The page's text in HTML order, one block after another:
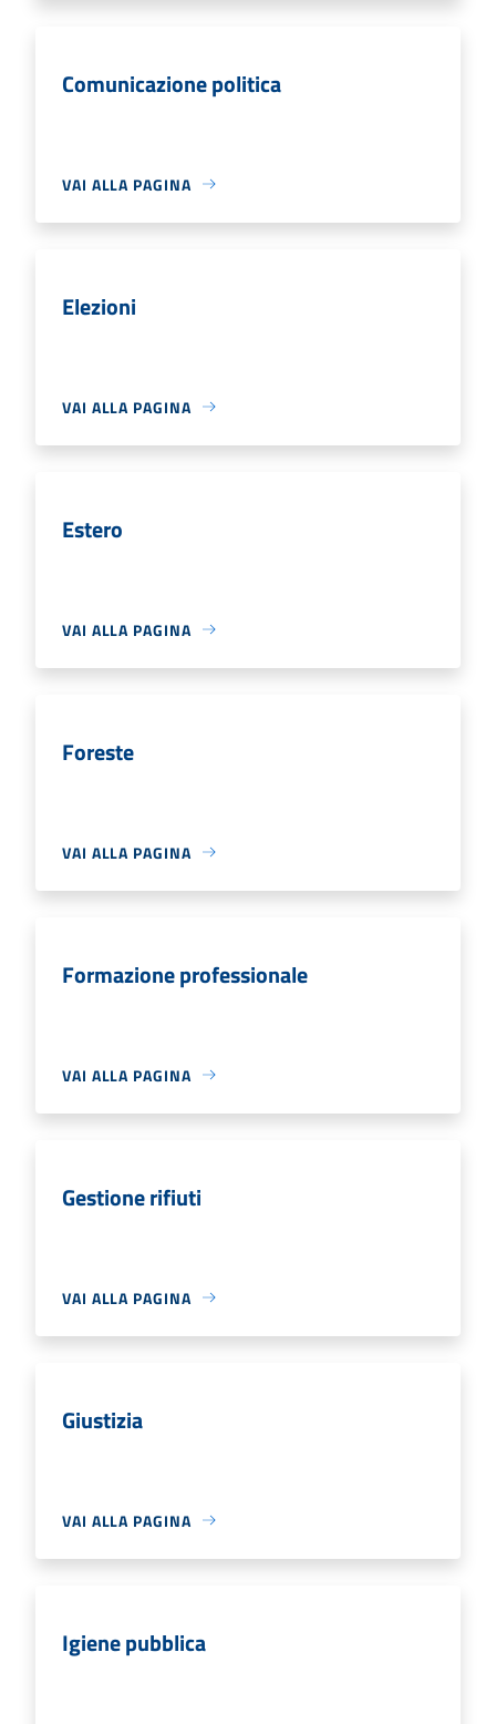
Comunicazione politica
VAI ALLA PAGINA
Elezioni
VAI ALLA PAGINA
Estero
VAI ALLA PAGINA
Foreste
VAI ALLA PAGINA
Formazione professionale
VAI ALLA PAGINA
Gestione rifiuti
VAI ALLA PAGINA
Giustizia
VAI ALLA PAGINA
Igiene pubblica